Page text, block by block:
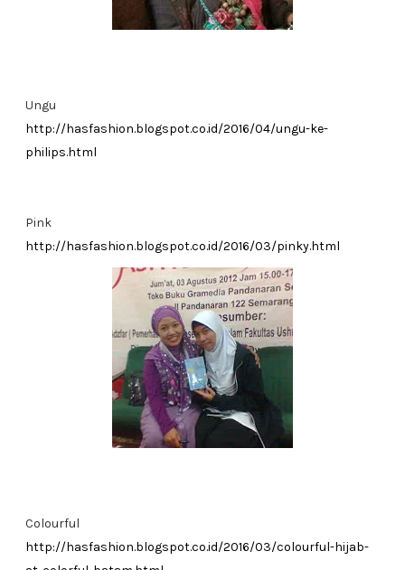
Ungu
http://hasfashion.blogspot.co.id/2016/04/ungu-ke-
philips.html
Pink
http://hasfashion.blogspot.co.id/2016/03/pinky.html
Colourful
http://hasfashion.blogspot.co.id/2016/03/colourful-hijab-